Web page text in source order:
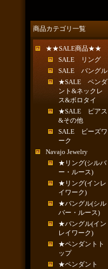
商品カテゴリ一覧
★★SALE商品★★
SALE リング
SALE バングル
★SALE ペンダ
ント&ネックレ
ス&ボロタイ
★SALE ピアス
&その他
SALE ビーズワ
ーク
Navajo Jewelry
★リング(シルバ
ー・ルース)
★リング(インレ
イワーク)
★バングル(シル
バー・ルース)
★バングル(イン
レイワーク)
★ペンダントト
ップ
★ペンダント